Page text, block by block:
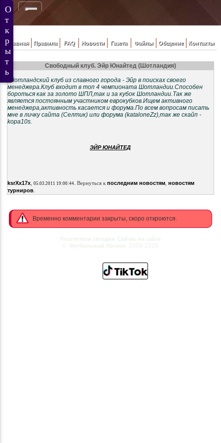
Главная Правила FAQ Новости Газета Файлы Общение Контакты
Свободный клуб. Эйр Юнайтед (Шотландия)
Шотландский клуб из славного города - Эйр в поисках своего
менеджера.Клуб входит в топ 4 чемпионата Шотландии.Способен
бороться как за золото ШПЛ,так и за кубок Шотландии.Так же
является постоянным участником еврокубков.Ищем активного
менеджера,активность касается и форума.По всем вопросам писать
мне в личку сайта (Селтик) или форума (kataloneZz),так же скайп -
kopa10s.
ЭЙР ЮНАЙТЕД
ksrXx17x, 05.03.2011 19:00:44. Вернуться к последним новостям, новостям
турниров.
Временно комментарии закрыты, скоро откроются.